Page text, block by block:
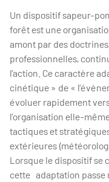
Un dispositif sapeur-
forêt est une
amont par des
professionnelles,
l’action. Ce caractère
cinétique » de «
évoluer rapidement
l’organisation elle-
tactiques et
extérieures
Lorsque le dispositif se
cette adaptation passe